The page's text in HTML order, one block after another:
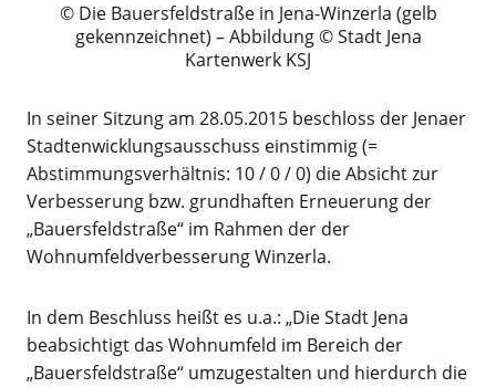
Die Bauersfeldstraße in Jena-Winzerla (gelb
gekennzeichnet) – Abbildung © Stadt Jena
Kartenwerk KSJ
In seiner Sitzung am 28.05.2015 beschloss der Jenaer
Stadtenwicklungsausschuss einstimmig (=
Abstimmungsverhältnis: 10 / 0 / 0) die Absicht zur
Verbesserung bzw. grundhaften Erneuerung der
„Bauersfeldstraße“ im Rahmen der der
Wohnumfeldverbesserung Winzerla.
In dem Beschluss heißt es u.a.: „Die Stadt Jena
beabsichtigt das Wohnumfeld im Bereich der
„Bauersfeldstraße“ umzugestalten und hierdurch die